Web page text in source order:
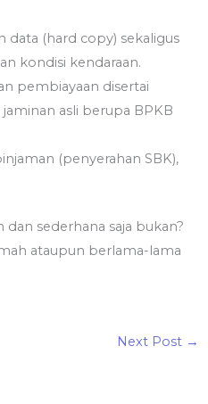
data (hard copy) sekaligus
kondisi kendaraan.
pembiayaan disertai
asli berupa BPKB
(penyerahan SBK),
sederhana saja bukan?
ataupun berlama-lama
Next Post →